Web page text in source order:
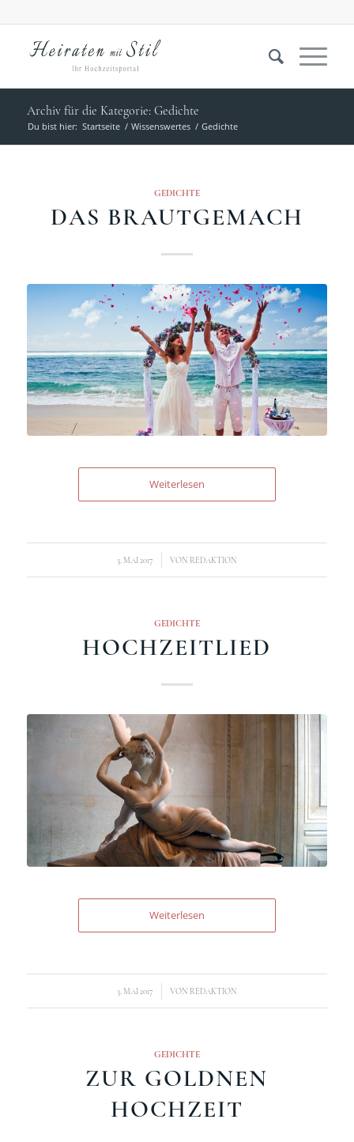
Archiv für die Kategorie: Gedichte
Du bist hier: Startseite / Wissenswertes / Gedichte
GEDICHTE
DAS BRAUTGEMACH
Weiterlesen
3. MAI 2017 VON REDAKTION
GEDICHTE
HOCHZEITLIED
Weiterlesen
3. MAI 2017 VON REDAKTION
GEDICHTE
ZUR GOLDNEN
HOCHZEIT